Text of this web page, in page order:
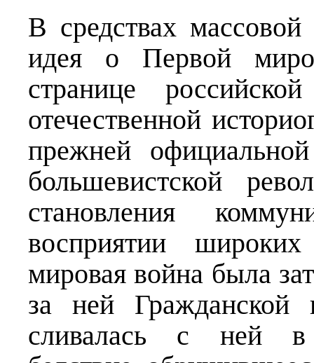
В средствах
идея о Первой
странице
отечественной
прежней
большевистской
становления
восприятии
мировая война была
за ней Гражданской
сливалась с ней в